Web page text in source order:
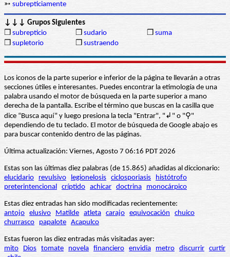
➳ subrepticiamente
↓↓↓ Grupos Siguientes
❒ subrepticio ❒ sudario ❒ suma
❒ supletorio ❒ sustraendo
Los iconos de la parte superior e inferior de la página te llevarán a otras
secciones útiles e interesantes. Puedes encontrar la etimología de una
palabra usando el motor de búsqueda en la parte superior a mano
derecha de la pantalla. Escribe el término que buscas en la casilla que
dice “Busca aquí” y luego presiona la tecla "Entrar", "↲" o "⚲"
dependiendo de tu teclado. El motor de búsqueda de Google abajo es
para buscar contenido dentro de las páginas.
Última actualización: Viernes, Agosto 7 06:16 PDT 2026
Estas son las últimas diez palabras (de 15.865) añadidas al diccionario:
elucidario
revulsivo legionelosis ciclosporiasis
histótrofo
preterintencional críptido achicar doctrina monocárpico
Estas diez entradas han sido modificadas recientemente:
antojo elusivo Matilde atleta carajo equivocación
chuico
churrasco
papalote Acapulco
Estas fueron las diez entradas más visitadas ayer:
mito
Dios tomate novela financiero envidia metro discurrir curtir